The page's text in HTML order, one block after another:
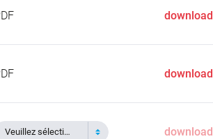
download
download
Veuillez sélectionner download